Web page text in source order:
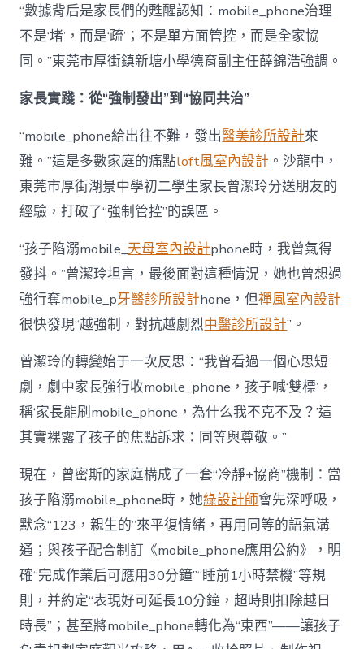
“數據背后是家長們的甦醒認知：mobile_phone治理
不是‘堵’，而是‘疏’；不是單方面管控，而是全家協
同。”東莞市厚街鎮新塘小學德育副主任薛錦浩強調。
家長實踐：從“強制發出”到“協同共治”
“mobile_phone給出往不難，發出醫美診所設計來
難。”這是多數家庭的痛點loft風室內設計 。沙龍中，
東莞市厚街湖景中學初二學生家長曾潔玲分送朋友的
經驗，打破了“強制管控”的誤區。
“孩子陷溺mobile_天母室內設計phone時，我曾氣得
發抖。”曾潔玲坦言，最後面對這種情況，她也曾想過
強行奪mobile_p牙醫診所設計hone，但禪風室內設計
很快發現“越強制，對抗越劇烈中醫診所設計”。
曾潔玲的轉變始于一次反思：“我曾看過一個心思短
劇，劇中家長強行收mobile_phone，孩子喊‘雙標’，
稱‘家長能刷mobile_phone，為什么我不克不及？’這
其實裸露了孩子的焦點訴求：同等與尊敬。”
現在，曾密斯的家庭構成了一套“冷靜+協商”機制：當
孩子陷溺mobile_phone時，她綠設計師會先深呼吸，
默念“123，親生的”來平復情緒，再用同等的語氣溝
通；與孩子配合制訂《mobile_phone應用公約》，明
確“完成作業后可應用30分鐘”“睡前1小時禁機”等規
則，并約定“表現好可延長10分鐘，超時則扣除越日
時長”；甚至將mobile_phone轉化為“東西”——讓孩子